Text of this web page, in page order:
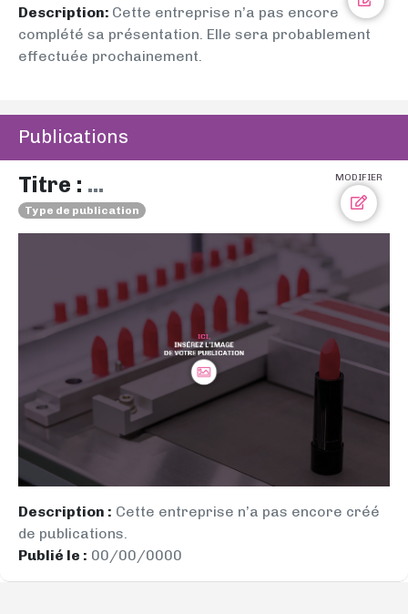
Description: Cette entreprise n’a pas encore
complété sa présentation. Elle sera probablement
effectuée prochainement.
Publications
MODIFIER
Titre : ...
Type de publication
Description : Cette entreprise n’a pas encore créé
de publications.
Publié le : 00/00/0000